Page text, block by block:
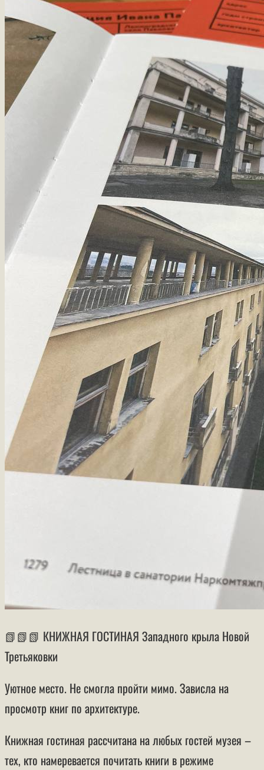
📗📗📗 КНИЖНАЯ ГОСТИНАЯ Западного крыла Новой
Третьяковки
Уютное место. Не смогла пройти мимо. Зависла на
просмотр книг по архитектуре.
Книжная гостиная рассчитана на любых гостей музея –
тех, кто намеревается почитать книги в режиме